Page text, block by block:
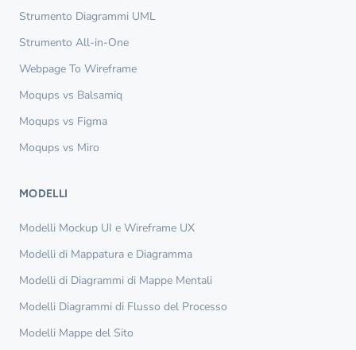
Strumento Diagrammi UML
Strumento All-in-One
Webpage To Wireframe
Moqups vs Balsamiq
Moqups vs Figma
Moqups vs Miro
MODELLI
Modelli Mockup UI e Wireframe UX
Modelli di Mappatura e Diagramma
Modelli di Diagrammi di Mappe Mentali
Modelli Diagrammi di Flusso del Processo
Modelli Mappe del Sito